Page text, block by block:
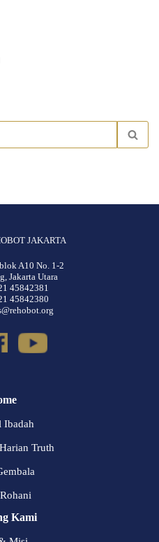
JAKARTA
A10 No. 1-2
Jakarta Utara
45842381
45842380
Ibadah
Truth
Kami